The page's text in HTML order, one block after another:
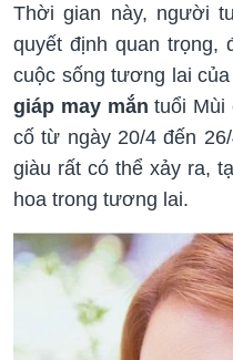
Thời gian này, người
quyết định quan trọng,
cuộc sống tương lai
giáp may mắn tuổi Mùi
cố từ ngày 20/4 đến
giàu rất có thể xảy ra,
hoa trong tương lai.